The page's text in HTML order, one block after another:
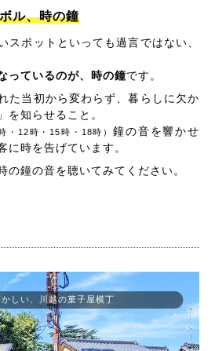
ル、時の鐘
スポットといっても過言ではない、
っているのが、時の鐘です。
た当初から変わらず、暮らしに欠か
を知らせること。
時・12時・15時・18時）鐘の音を響かせ
に時を告げています。
の鐘の音を聴いてみてください。
しい、川越の菓子屋横丁